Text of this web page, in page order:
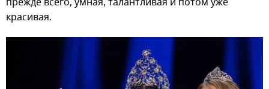
красивая.